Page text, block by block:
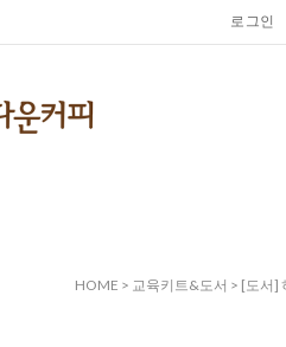
로그인
HOME > 교육키트&도서 > [도서]